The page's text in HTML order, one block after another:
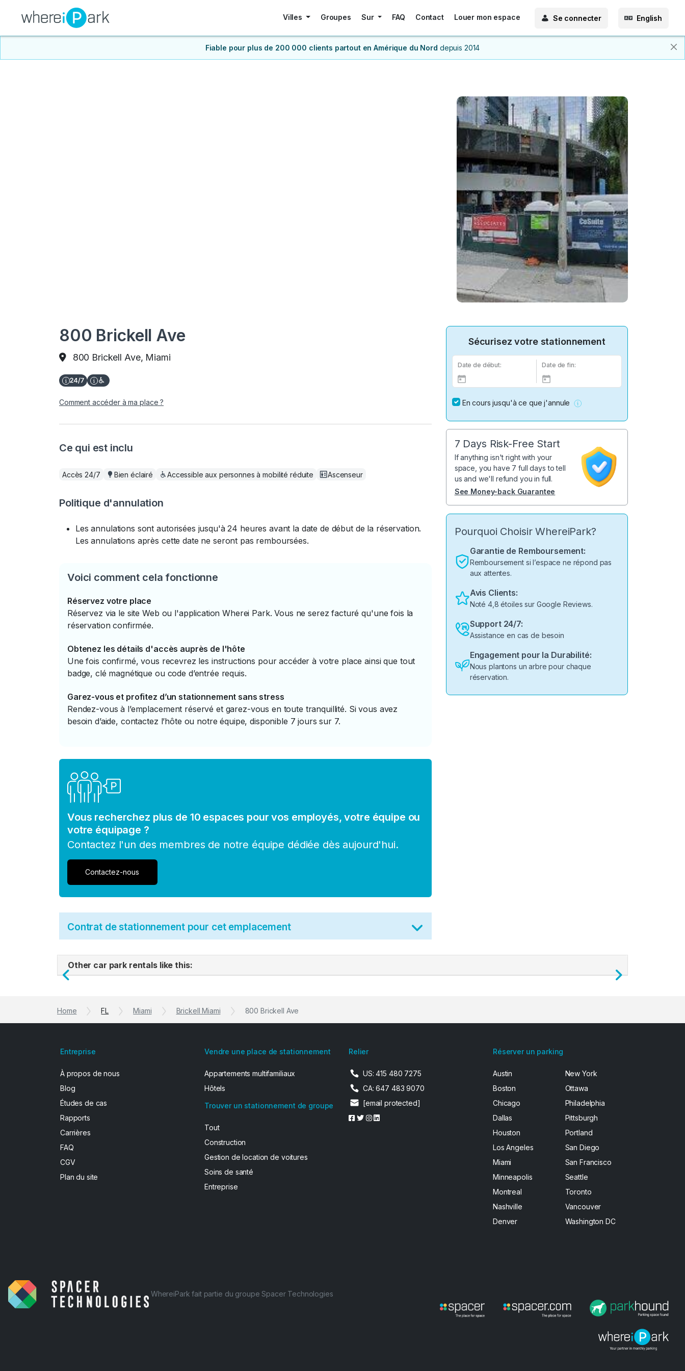
Villes Groupes Sur FAQ Contact Louer mon espace Se connecter English
Fiable pour plus de 200 000 clients partout en Amérique du Nord depuis 2014
800 Brickell Ave
800 Brickell Ave, Miami
Comment accéder à ma place ?
Ce qui est inclu
Accès 24/7 Bien éclairé Accessible aux personnes à mobilité réduite Ascenseur
Politique d'annulation
Les annulations sont autorisées jusqu'à 24 heures avant la date de début de la réservation.
Les annulations après cette date ne seront pas remboursées.
Voici comment cela fonctionne
Réservez votre place
Réservez via le site Web ou l'application Wherei Park. Vous ne serez facturé qu'une fois la
réservation confirmée.
Obtenez les détails d'accès auprès de l'hôte
Une fois confirmé, vous recevrez les instructions pour accéder à votre place ainsi que tout
badge, clé magnétique ou code d’entrée requis.
Garez-vous et profitez d’un stationnement sans stress
Rendez-vous à l’emplacement réservé et garez-vous en toute tranquillité. Si vous avez
besoin d’aide, contactez l’hôte ou notre équipe, disponible 7 jours sur 7.
Vous recherchez plus de 10 espaces pour vos employés, votre équipe ou
votre équipage ?
Contactez l'un des membres de notre équipe dédiée dès aujourd'hui.
Contactez-nous
Contrat de stationnement pour cet emplacement
Sécurisez votre stationnement
Date de début: Date de fin:
En cours jusqu'à ce que j'annule
7 Days Risk-Free Start
If anything isn't right with your
space, you have 7 full days to tell
us and we'll refund you in full.
See Money-back Guarantee
Pourquoi Choisir WhereiPark?
Garantie de Remboursement:
Remboursement si l’espace ne répond pas
aux attentes.
Avis Clients:
Noté 4,8 étoiles sur Google Reviews.
Support 24/7:
Assistance en cas de besoin
Engagement pour la Durabilité:
Nous plantons un arbre pour chaque
réservation.
Other car park rentals like this:
Previous Next
Home FL Miami Brickell Miami 800 Brickell Ave
Entreprise
À propos de nous
Blog
Études de cas
Rapports
Carrières
FAQ
CGV
Plan du site
Vendre une place de stationnement
Appartements multifamiliaux
Hôtels
Trouver un stationnement de groupe
Tout
Construction
Gestion de location de voitures
Soins de santé
Entreprise
Relier
US: 415 480 7275
CA: 647 483 9070
[email protected]
Réserver un parking
Austin
Boston
Chicago
Dallas
Houston
Los Angeles
Miami
Minneapolis
Montreal
Nashville
Denver
New York
Ottawa
Philadelphia
Pittsburgh
Portland
San Diego
San Francisco
Seattle
Toronto
Vancouver
Washington DC
WhereiPark fait partie du groupe Spacer Technologies